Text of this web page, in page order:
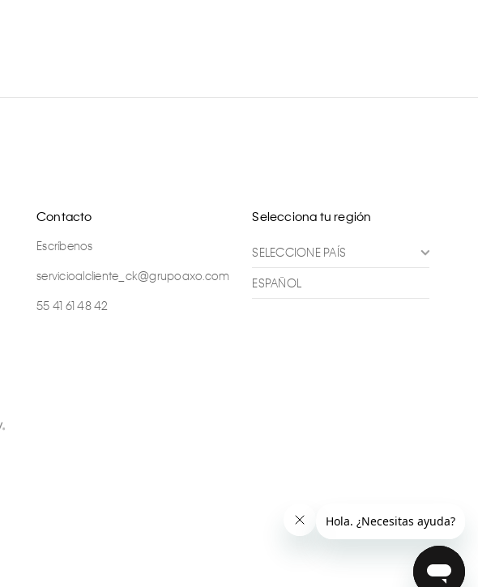
Contacto
Escríbenos
servicioalcliente_ck@grupoaxo.com
55 41 61 48 42
Selecciona tu región
SELECCIONE PAÍS
ESPAÑOL